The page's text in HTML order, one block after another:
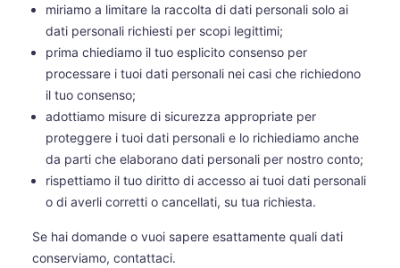
miriamo a limitare la raccolta di dati personali solo ai
dati personali richiesti per scopi legittimi;
prima chiediamo il tuo esplicito consenso per
processare i tuoi dati personali nei casi che richiedono
il tuo consenso;
adottiamo misure di sicurezza appropriate per
proteggere i tuoi dati personali e lo richiediamo anche
da parti che elaborano dati personali per nostro conto;
rispettiamo il tuo diritto di accesso ai tuoi dati personali
o di averli corretti o cancellati, su tua richiesta.
Se hai domande o vuoi sapere esattamente quali dati
conserviamo, contattaci.